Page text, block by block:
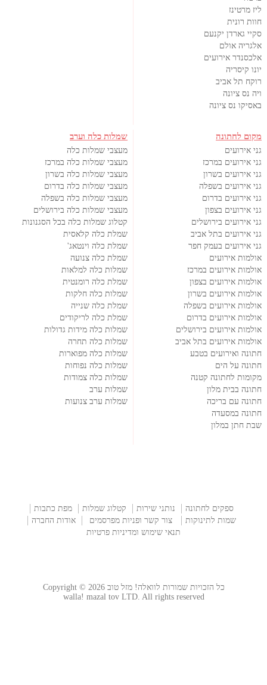
ליז מרטינז
חוות רונית
סקיי גארדן יקנעם
אלגריה אולם
אלכסנדר אירועים
יונו קיסריה
רוקח תל אביב
ויה נס ציונה
באסיקו נס ציונה
מקום לחתונה
גני אירועים
גני אירועים במרכז
גני אירועים בשרון
גני אירועים בשפלה
גני אירועים בדרום
גני אירועים בצפון
גני אירועים בירושלים
גני אירועים בתל אביב
גני אירועים בעמק חפר
אולמות אירועים
אולמות אירועים במרכז
אולמות אירועים בצפון
אולמות אירועים בשרון
אולמות אירועים בשפלה
אולמות אירועים בדרום
אולמות אירועים בירושלים
אולמות אירועים בתל אביב
חתונה ואירועים בטבע
חתונה על הים
מקומות לחתונה קטנה
חתונה בבית מלון
חתונה עם בריכה
חתונה במסעדה
שבת חתן במלון
שמלות כלה וערב
מעצבי שמלות כלה
מעצבי שמלות כלה במרכז
מעצבי שמלות כלה בשרון
מעצבי שמלות כלה בדרום
מעצבי שמלות כלה בשפלה
מעצבי שמלות כלה בירושלים
קטלוג שמלות כלה בכל הסגנונות
שמלת כלה קלאסית
שמלת כלה וינטאג'
שמלת כלה צנועה
שמלות כלה למלאות
שמלת כלה רומנטית
שמלות כלה חלקות
שמלת כלה שנייה
שמלת כלה לריקודים
שמלות כלה מידות גדולות
שמלות כלה תחרה
שמלות כלה מפוארות
שמלות כלה נפוחות
שמלות כלה צמודות
שמלות ערב
שמלות ערב צנועות
ספקים לחתונה נותני שירות קטלוג שמלות
מפת כתבות
שמות לתינוקות
צור קשר ופניות מפרסמים
אודות החברה
תנאי שימוש ומדיניות פרטיות
כל הזכויות שמורות לוואלה! מזל טוב Copyright © 2026
walla! mazal tov LTD. All rights reserved